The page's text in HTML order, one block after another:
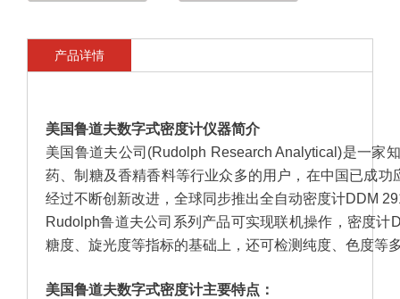
产品详情
美国鲁道夫数字式密度计仪器简介
美国鲁道夫公司(Rudolph Research Analytical)是一家
药、制糖及香精香料等行业众多的用户，在中国已成
经过不断创新改进，全球同步推出全自动密度计DDM
Rudolph鲁道夫公司系列产品可实现联机操作，密度
糖度、旋光度等指标的基础上，还可检测纯度、色度等
美国鲁道夫数字式密度计主要特点：